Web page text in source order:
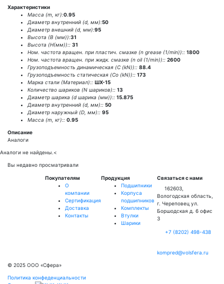
Характеристики
Масса (m, кг):0.95
Диаметр внутренний (d, мм):50
Диаметр внешний (d, мм):95
Высота (В (мм)):31
Высота (H(мм)):: 31
Ном. частота вращен. при пластич. смазке (n grease (1/min)):: 1800
Ном. частота вращен. при жидк. смазке (n oil (1/min)):: 2600
Грузоподъемность динамическая (C (kN)):: 88.4
Грузоподъемность статическая (Co (kN)):: 173
Марка стали (Материал):: ШХ-15
Количество шариков (N шариков):: 13
Диаметр шарика (d шарика (мм)):: 15.875
Диаметр внутренний (d, мм):: 50
Диаметр наружный (D, мм):: 95
Масса (m, кг):: 0.95
Описание
Аналоги
Аналоги не найдены.<
Вы недавно просматривали
Покупателям
О
компании
Сертификация
Доставка
Контакты
Продукция
Подшипники
Корпуса
подшипников
Комплекты
Втулки
Шарики
Связаться с нами
162603,
Вологодская область,
г. Череповец ул.
Боршодская д. 6 офис
3
+7 (8202) 498-438
kompred@volsfera.ru
© 2025 ООО «Сфера»
Политика конфеденциальности